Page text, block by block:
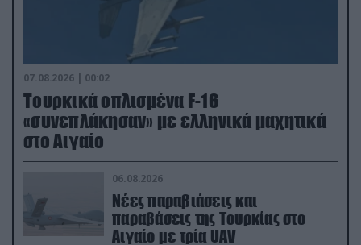
07.08.2026 | 00:02
Τουρκικά οπλισμένα F-16
«συνεπλάκησαν» με ελληνικά μαχητικά
στο Αιγαίο
06.08.2026
Νέες παραβιάσεις και
παραβάσεις της Τουρκίας στο
Αιγαίο με τρία UAV